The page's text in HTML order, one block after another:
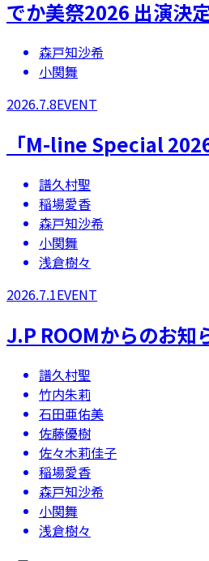
でか美祭2026 出演決
森戸知沙希
小関舞
2026.7.8EVENT
「M-line Special
譜久村聖
稲場愛香
森戸知沙希
小関舞
浅倉樹々
2026.7.1EVENT
J.P ROOMからのお知
譜久村聖
竹内朱莉
石田亜佑美
佐藤優樹
佐々木莉佳子
稲場愛香
森戸知沙希
小関舞
浅倉樹々